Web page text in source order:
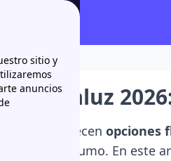
sitio y
anuncios
y opiniones
Holaluz
Holaluz ofrecen opciones
de consumo. En este